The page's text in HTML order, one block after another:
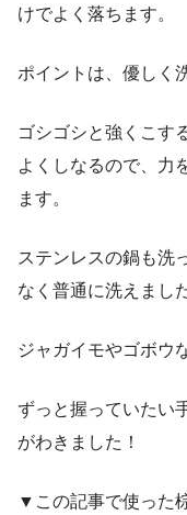
けでよく落ちます。
ポイントは、優しく
ゴシゴシと強くこす
よくしなるので、力
ます。
ステンレスの鍋も洗
なく普通に洗えました
ジャガイモやゴボウ
ずっと握っていたい
がわきました！
▼この記事で使った